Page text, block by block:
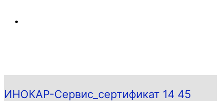
ИНОКАР-Сервис_сертификат 14 45